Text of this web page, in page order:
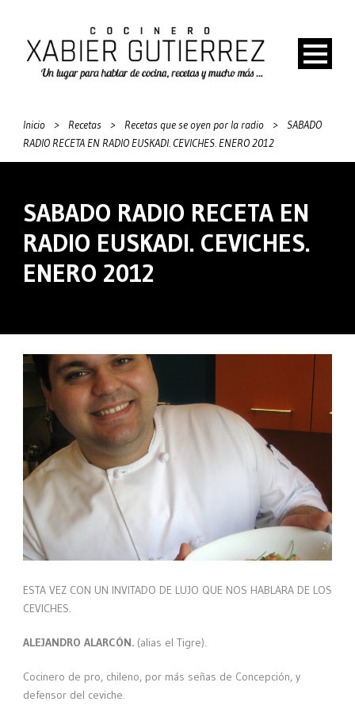
Inicio > Recetas > Recetas que se oyen por la radio >
SABADO
RADIO RECETA EN RADIO EUSKADI. CEVICHES. ENERO 2012
SABADO RADIO RECETA EN
RADIO EUSKADI. CEVICHES.
ENERO 2012
ESTA VEZ CON UN INVITADO DE LUJO QUE NOS HABLARA DE LOS
CEVICHES.
ALEJANDRO ALARCÓN. (alias el Tigre).
Cocinero de pro, chileno, por más señas de Concepción, y
defensor del ceviche.